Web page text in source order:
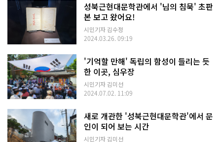
성북근현대문학관에서 '님의 침묵' 초판
본 보고 왔어요!
시민기자 김수정
2024.03.26. 09:19
'기억할 만해' 독립의 함성이 들리는 듯
한 이곳, 심우장
시민기자 김미선
2024.07.02. 11:09
새로 개관한 '성북근현대문학관'에서 문
인이 되어 보는 시간
시민기자 김미선